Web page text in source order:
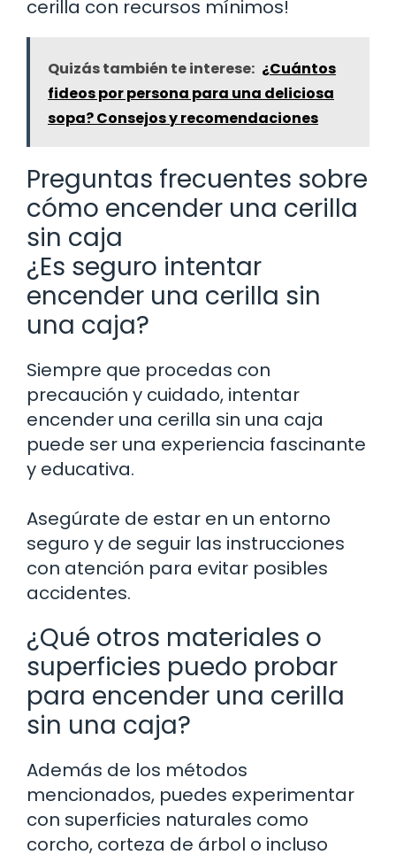
cerilla con recursos mínimos!
Quizás también te interese: ¿Cuántos
fideos por persona para una deliciosa
sopa? Consejos y recomendaciones
Preguntas frecuentes sobre
cómo encender una cerilla
sin caja
¿Es seguro intentar
encender una cerilla sin
una caja?
Siempre que procedas con
precaución y cuidado, intentar
encender una cerilla sin una caja
puede ser una experiencia fascinante
y educativa.
Asegúrate de estar en un entorno
seguro y de seguir las instrucciones
con atención para evitar posibles
accidentes.
¿Qué otros materiales o
superficies puedo probar
para encender una cerilla
sin una caja?
Además de los métodos
mencionados, puedes experimentar
con superficies naturales como
corcho, corteza de árbol o incluso